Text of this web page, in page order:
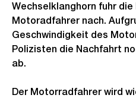
Wechselklanghorn fuhr
Motoradfahrer nach.
Geschwindigkeit des
Polizisten die Nachfahrt
ab.
Der Motorradfahrer wird